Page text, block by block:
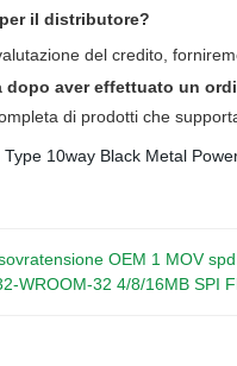
il distributore?
del credito,
dopo aver effettuato un
di prodotti che
OEM 1 MOV
WROOM-32 4/8/16MB SPI